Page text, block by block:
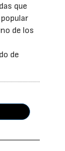
que
de los
de